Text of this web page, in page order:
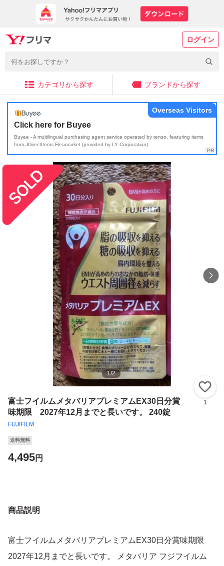
ログイン
カテゴリから探す ブランドから探す
Click here for Buyee
Buyee - A multilingual purchasing agent service operated by tenso, featuring items
from JDirectItems Fleamarket (provided by LY Corporation)
Overseas Visitors
1/2
富士フイルムメタバリアプレミアムEX30日分賞
味期限 2027年12月までと長いです。 240錠
FUJIFILM
1
送料無料
4,495円
商品説明
富士フイルムメタバリアプレミアムEX30日分賞味期限
2027年12月までと長いです。 メタバリア フジフイルム